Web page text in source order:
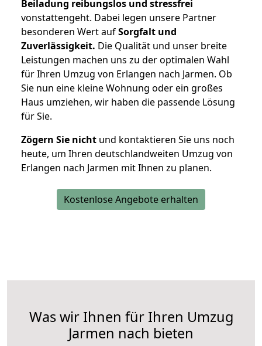
Beiladung reibungslos und stressfrei
vonstattengeht. Dabei legen unsere Partner
besonderen Wert aufSorgfalt und
Zuverlässigkeit. Die Qualität und unser breite
Leistungen machen uns zu der optimalen Wahl
für Ihren Umzug von Erlangen nach Jarmen. Ob
Sie nun eine kleine Wohnung oder ein großes
Haus umziehen, wir haben die passende Lösung
für Sie.
Zögern Sie nicht und kontaktieren Sie uns noch
heute, um Ihren deutschlandweiten Umzug von
Erlangen nach Jarmen mit Ihnen zu planen.
Kostenlose Angebote erhalten
Was wir Ihnen für Ihren Umzug
Jarmen nach bieten